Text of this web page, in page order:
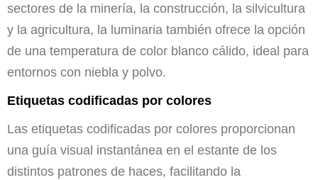
sectores de la minería, la construcción, la silvicultura
y la agricultura, la luminaria también ofrece la opción
de una temperatura de color blanco cálido, ideal para
entornos con niebla y polvo.
Etiquetas codificadas por colores
Las etiquetas codificadas por colores proporcionan
una guía visual instantánea en el estante de los
distintos patrones de haces, facilitando la